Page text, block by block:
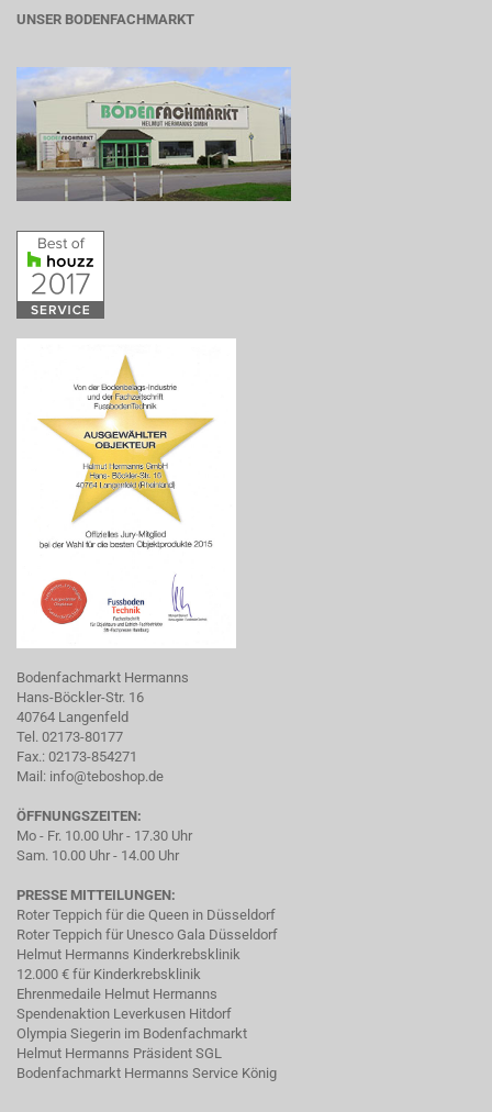
UNSER BODENFACHMARKT
Bodenfachmarkt Hermanns
Hans-Böckler-Str. 16
40764 Langenfeld
Tel. 02173-80177
Fax.: 02173-854271
Mail: info@teboshop.de
ÖFFNUNGSZEITEN:
Mo - Fr. 10.00 Uhr - 17.30 Uhr
Sam. 10.00 Uhr - 14.00 Uhr
PRESSE MITTEILUNGEN:
Roter Teppich für die Queen in Düsseldorf
Roter Teppich für Unesco Gala Düsseldorf
Helmut Hermanns Kinderkrebsklinik
12.000 € für Kinderkrebsklinik
Ehrenmedaile Helmut Hermanns
Spendenaktion Leverkusen Hitdorf
Olympia Siegerin im Bodenfachmarkt
Helmut Hermanns Präsident SGL
Bodenfachmarkt Hermanns Service König